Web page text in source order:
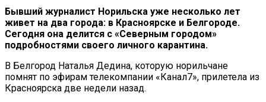
Бывший журналист Норильска уже несколько лет
живет на два города: в Красноярске и Белгороде.
Сегодня она делится с «Северным городом»
подробностями своего личного карантина.
В Белгород Наталья Дедина, которую норильчане
помнят по эфирам телекомпании «Канал7», прилетела из
Красноярска две недели назад.